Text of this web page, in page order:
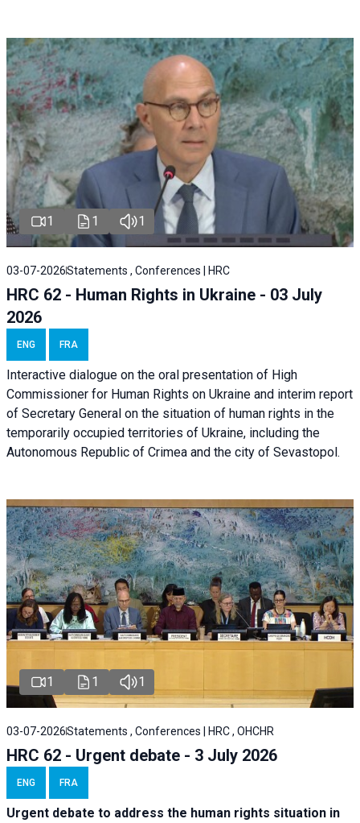
1 1 1
03-07-2026Statements , Conferences | HRC
HRC 62 - Human Rights in Ukraine - 03 July
2026
ENG FRA
Interactive dialogue on the oral presentation of High
Commissioner for Human Rights on Ukraine and interim report
of Secretary General on the situation of human rights in the
temporarily occupied territories of Ukraine, including the
Autonomous Republic of Crimea and the city of Sevastopol.
1 1 1
03-07-2026Statements , Conferences | HRC , OHCHR
HRC 62 - Urgent debate - 3 July 2026
ENG FRA
Urgent debate to address the human rights situation in